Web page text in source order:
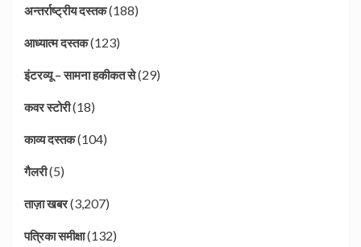
अन्तर्राष्ट्रीय दस्तक(188)
आध्यात्म दस्तक(123)
इंटरव्यू – सामना हकीकत से(29)
कवर स्टोरी(18)
काव्य दस्तक(104)
गैलरी(5)
ताज़ा खबर(3,207)
पत्रिका समीक्षा(132)